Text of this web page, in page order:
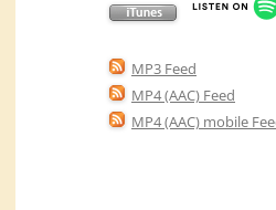
MP3 Feed
MP4 (AAC) Feed
MP4 (AAC) mobile